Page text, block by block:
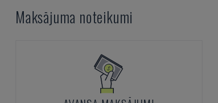
Maksājuma noteikumi